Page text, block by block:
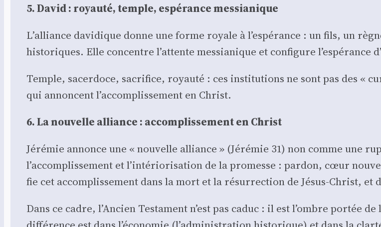
5. David : royau­té, temple, espé­rance mes­sia­nique
L’alliance davi­dique donne une forme royale à l’espérance : un fils, un
his­to­riques. Elle concentre l’attente mes­sia­nique et confi­gure l’espérance
Temple, sacer­doce, sacri­fice, royau­té : ces ins­ti­tu­tions ne sont pas des «
qui annoncent l’accomplissement en Christ.
6. La nou­velle alliance : accom­plis­se­ment en Christ
Jéré­mie annonce une « nou­velle alliance » (Jéré­mie 31) non comme une
l’accomplissement et l’intériorisation de la pro­messe : par­don, cœur
fie cet accom­plis­se­ment dans la mort et la résur­rec­tion de Jésus-Christ, et
Dans ce cadre, l’Ancien Tes­ta­ment n’est pas caduc : il est l’ombre